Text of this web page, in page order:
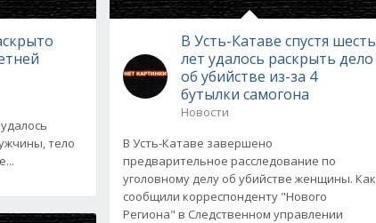
тело
В Усть-Катаве спустя шесть
лет удалось раскрыть дело
об убийстве из-за 4
бутылки самогона
Новости
В Усть-Катаве завершено
предварительное расследование по
уголовному делу об убийстве женщины. Как
сообщили корреспонденту "Нового
Региона" в Следственном управлении